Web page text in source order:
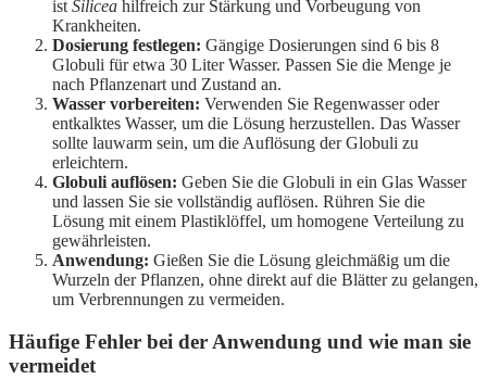
ist Silicea hilfreich zur Stärkung und Vorbeugung von
Krankheiten.
Dosierung festlegen: Gängige Dosierungen sind 6 bis 8
Globuli für etwa 30 Liter Wasser. Passen Sie die Menge je
nach Pflanzenart und Zustand an.
Wasser vorbereiten: Verwenden Sie Regenwasser oder
entkalktes Wasser, um die Lösung herzustellen. Das Wasser
sollte lauwarm sein, um die Auflösung der Globuli zu
erleichtern.
Globuli auflösen: Geben Sie die Globuli in ein Glas Wasser
und lassen Sie sie vollständig auflösen. Rühren Sie die
Lösung mit einem Plastiklöffel, um homogene Verteilung zu
gewährleisten.
Anwendung: Gießen Sie die Lösung gleichmäßig um die
Wurzeln der Pflanzen, ohne direkt auf die Blätter zu gelangen,
um Verbrennungen zu vermeiden.
Häufige Fehler bei der Anwendung und wie man sie
vermeidet